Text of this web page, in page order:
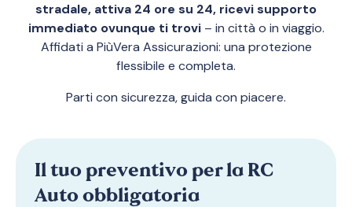
stradale, attiva 24 ore su 24, ricevi supporto
immediato ovunque ti trovi – in città o in viaggio.
Affidati a PiùVera Assicurazioni: una protezione
flessibile e completa.
Parti con sicurezza, guida con piacere.
Il tuo preventivo per la RC
Auto obbligatoria